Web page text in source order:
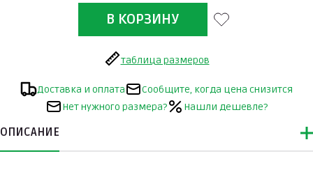
таблица размеров
Доставка и оплата
Сообщите, когда цена снизится
Нет нужного размера?
Нашли дешевле?
ОПИСАНИЕ